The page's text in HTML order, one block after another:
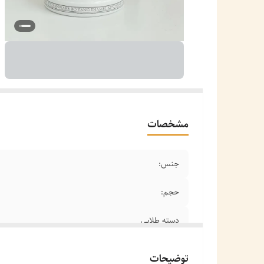
مشخصات
جنس:
حجم:
دسته طلایی
توضیحات